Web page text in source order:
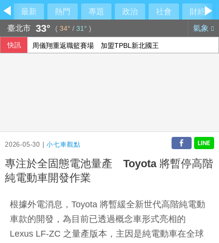
最新 熱門 專題 政治 社會
財經
臺北市 33° ( 34° / 31° ) 氣象
快訊 周儀翔重返職籃賽場 加盟TPBL新北國王
2026-05-30 |小七車觀點
專注於全固態電池量產 Toyota 將暫停高階
純電動車開發作業
根據外電消息，Toyota 將暫緩全新世代高階純電動
車款的開發，為目前已透過概念車形式亮相的
Lexus LF-ZC 之量產版本，主因是純電動車在全球